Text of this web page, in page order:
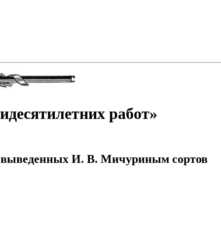
работ»
выведенных И. В. Мичуриным сортов